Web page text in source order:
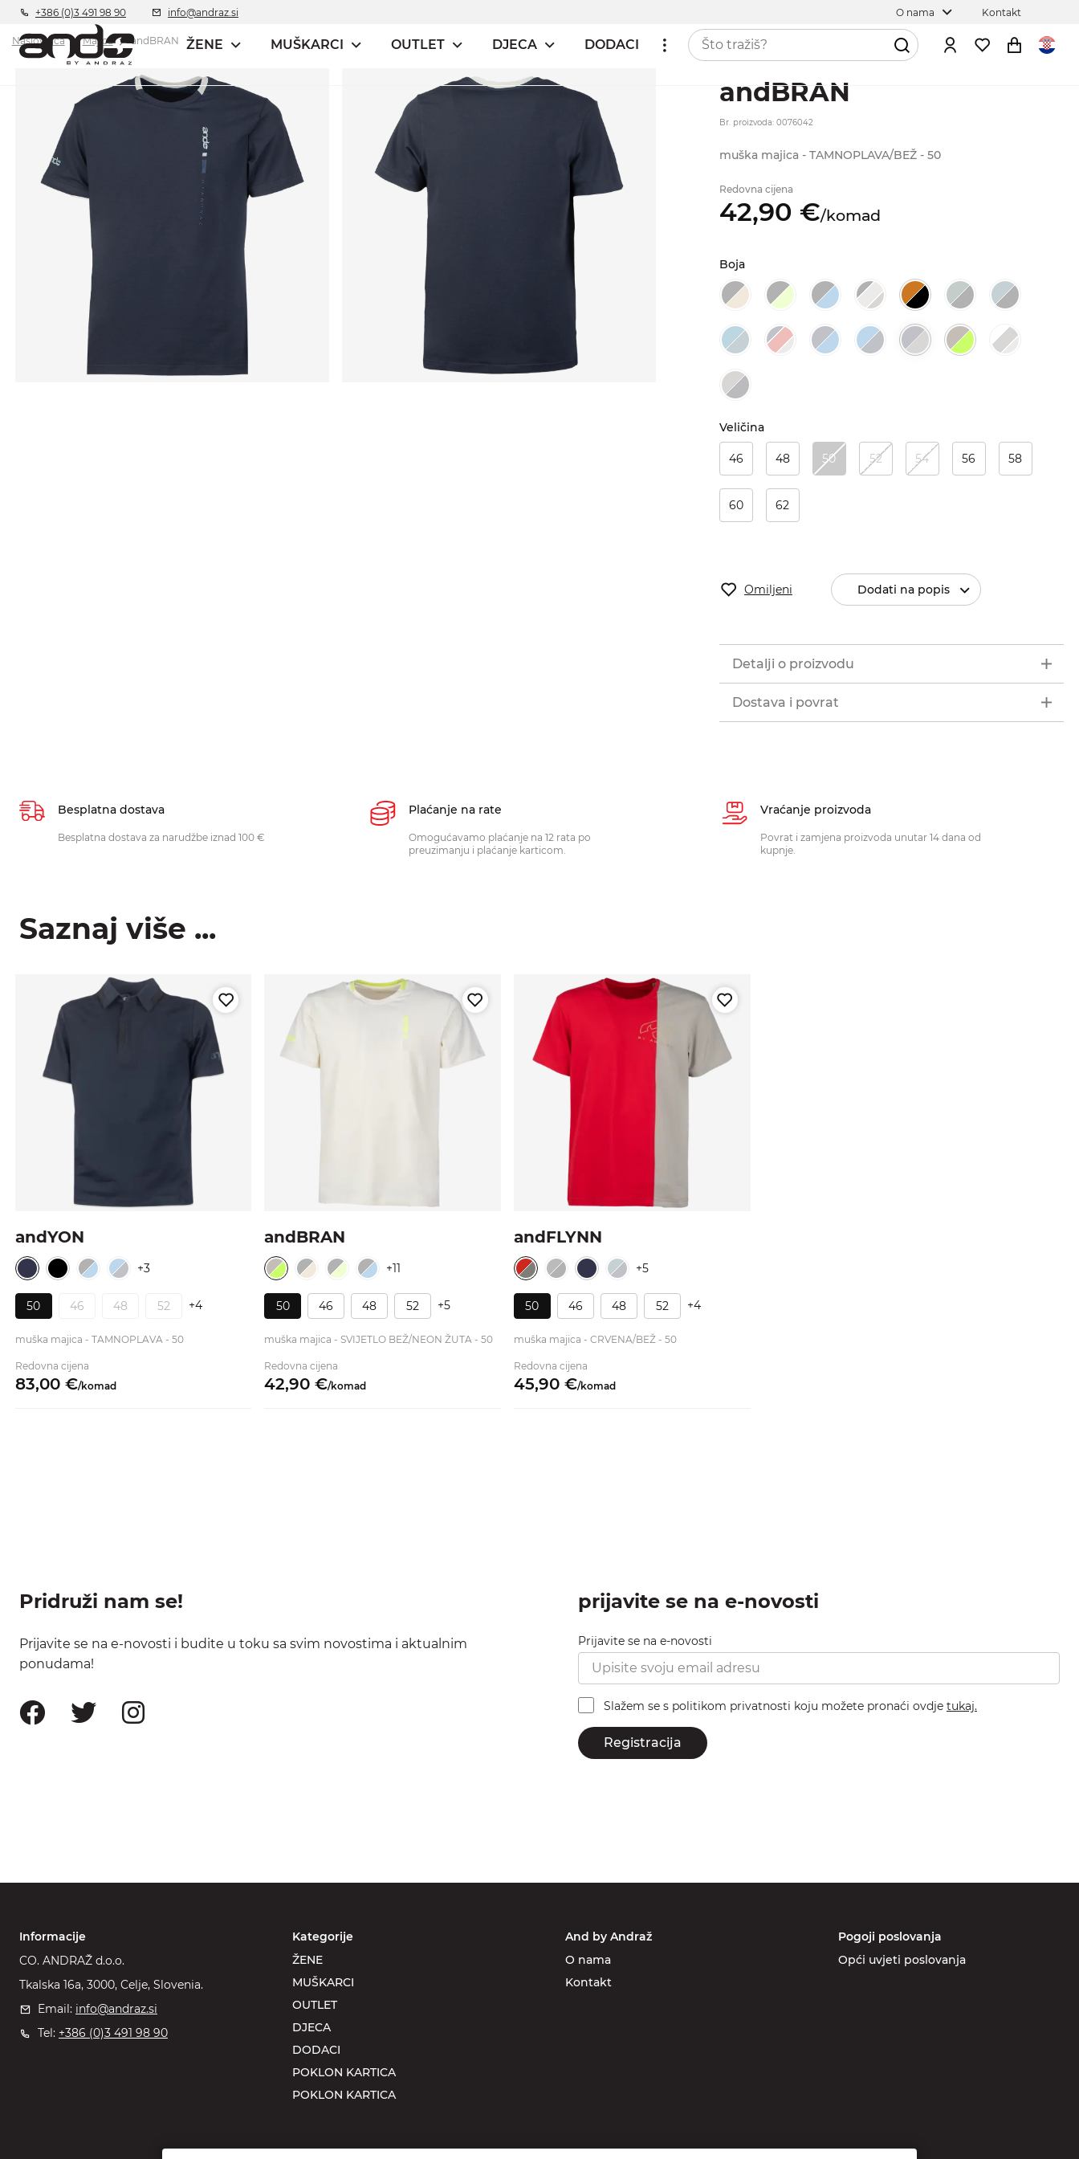
+386 (0)3 491 98 90 info@andraz.si O nama Kontakt
ŽENE MUŠKARCI OUTLET DJECA DODACI
Naslovnica Majica andBRAN
andBRAN
Br. proizvoda: 0076042
muška majica - TAMNOPLAVA/BEŽ - 50
Redovna cijena
42,90 €/komad
Boja
Veličina
46 48 50 52 54 56 58
60 62
Omiljeni Dodati na popis
Detalji o proizvodu
Dostava i povrat
Besplatna dostava
Besplatna dostava za narudžbe iznad 100 €
Plaćanje na rate
Omogućavamo plaćanje na 12 rata po
preuzimanju i plaćanje karticom.
Vraćanje proizvoda
Povrat i zamjena proizvoda unutar 14 dana od
kupnje.
Saznaj više ...
andYON
+3
50 46 48 52 +4
muška majica - TAMNOPLAVA - 50
Redovna cijena
83,00 €/komad
andBRAN
+11
50 46 48 52 +5
muška majica - SVIJETLO BEŽ/NEON ŽUTA - 50
Redovna cijena
42,90 €/komad
andFLYNN
+5
50 46 48 52 +4
muška majica - CRVENA/BEŽ - 50
Redovna cijena
45,90 €/komad
Pridruži nam se!
Prijavite se na e-novosti i budite u toku sa svim novostima i aktualnim
ponudama!
prijavite se na e-novosti
Prijavite se na e-novosti
Slažem se s politikom privatnosti koju možete pronaći ovdje tukaj.
Registracija
Informacije
CO. ANDRAŽ d.o.o.
Tkalska 16a, 3000, Celje, Slovenia.
Email: info@andraz.si
Tel: +386 (0)3 491 98 90
Kategorije
ŽENE
MUŠKARCI
OUTLET
DJECA
DODACI
POKLON KARTICA
POKLON KARTICA
And by Andraž
O nama
Kontakt
Pogoji poslovanja
Opći uvjeti poslovanja